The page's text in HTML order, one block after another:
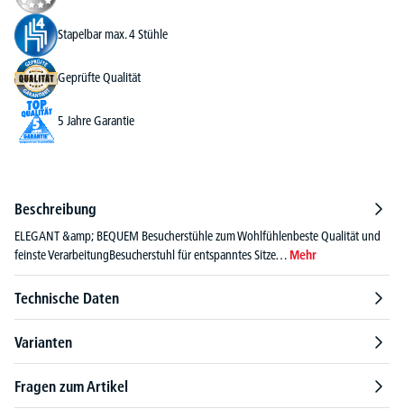
Stapelbar max. 4 Stühle
Geprüfte Qualität
5 Jahre Garantie
Beschreibung
ELEGANT &amp; BEQUEM Besucherstühle zum Wohlfühlenbeste Qualität und
feinste VerarbeitungBesucherstuhl für entspanntes Sitze… Mehr
Technische Daten
Varianten
Fragen zum Artikel